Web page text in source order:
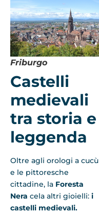
Friburgo
Castelli
medievali
tra storia e
leggenda
Oltre agli orologi a cucù
e le pittoresche
cittadine, la Foresta
Nera cela altri gioielli: i
castelli medievali.